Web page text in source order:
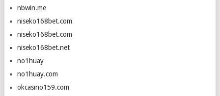
nbwin.me
niseko168bet.com
niseko168bet.com
niseko168bet.net
no1huay
no1huay.com
okcasino159.com